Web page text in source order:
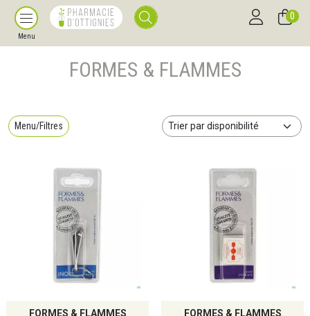
Menu
0
FORMES & FLAMMES
Menu/Filtres
FORMES & FLAMMES FORMES & FLAMMES